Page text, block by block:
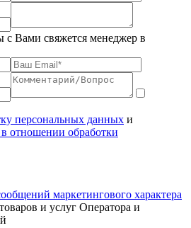
с Вами свяжется менеджер в
персональных данных и
отношении обработки
маркетингового характера
и услуг Оператора и